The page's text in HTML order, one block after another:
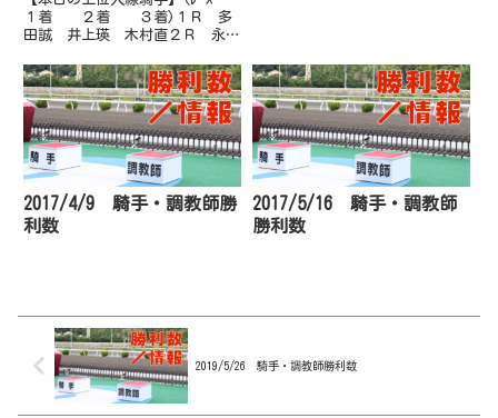
１着 ２着 ３着)１Ｒ 多
田誠 井上瑛 木村直２Ｒ 永森
秀 宮川実 永森大４Ｒ 木村
直 岡村卓 永森大５Ｒ 郷間
勇 山崎雅 林謙佑６Ｒ 宮川
実 井上瑛 林謙佑７Ｒ 佐原
秀 吉...
2017/4/9 騎手・調教師勝
利数
2017/5/16 騎手・調教師
勝利数
2019/5/26 騎手・調教師勝利数